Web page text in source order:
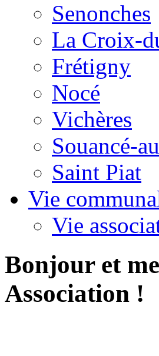
Senonches
La Croix-
Frétigny
Nocé
Vichères
Souancé-
Saint Piat
Vie
Vie
Bonjour et
Association !